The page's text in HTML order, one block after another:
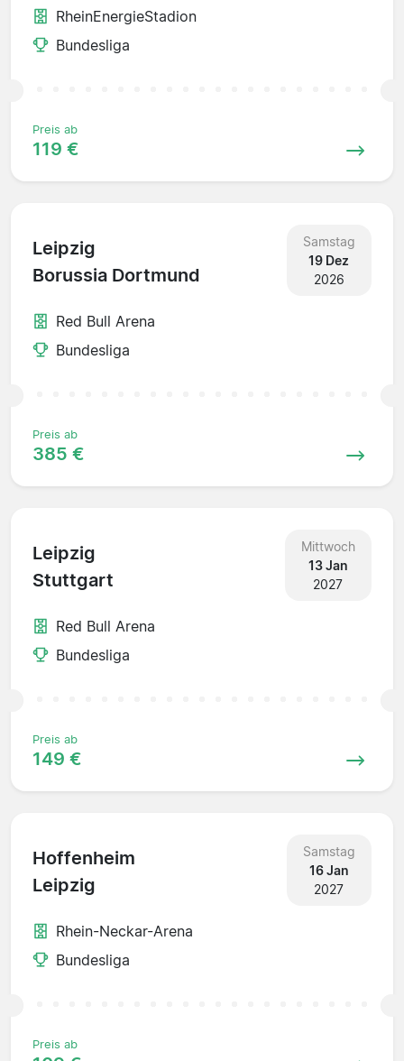
RheinEnergieStadion
Bundesliga
Preis ab
119 €
Leipzig
Borussia Dortmund
Samstag
19 Dez
2026
Red Bull Arena
Bundesliga
Preis ab
385 €
Leipzig
Stuttgart
Mittwoch
13 Jan
2027
Red Bull Arena
Bundesliga
Preis ab
149 €
Hoffenheim
Leipzig
Samstag
16 Jan
2027
Rhein-Neckar-Arena
Bundesliga
Preis ab